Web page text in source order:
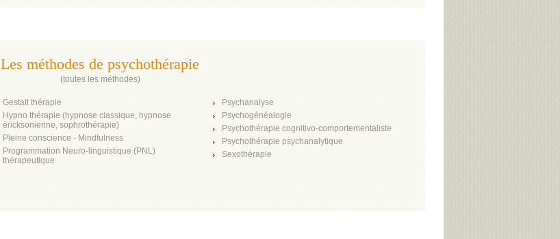
Les méthodes de psychothérapie
(toutes les méthodes)
Gestalt thérapie
Hypno thérapie (hypnose classique, hypnose
éricksonienne, sophrothérapie)
Pleine conscience - Mindfulness
Programmation Neuro-linguistique (PNL)
thérapeutique
Psychanalyse
Psychogénéalogie
Psychothérapie cognitivo-comportementaliste
Psychothérapie psychanalytique
Sexothérapie